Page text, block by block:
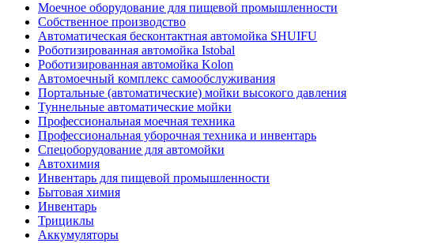
Моечное оборудование для пищевой промышленности
Собственное производство
Автоматическая бесконтактная автомойка SHUIFU
Роботизированная автомойка Istobal
Роботизированная автомойка Kolon
Автомоечный комплекс самообслуживания
Портальные (автоматические) мойки высокого давления
Туннельные автоматические мойки
Профессиональная моечная техника
Профессиональная уборочная техника и инвентарь
Спецоборудование для автомойки
Автохимия
Инвентарь для пищевой промышленности
Бытовая химия
Инвентарь
Трициклы
Аккумуляторы